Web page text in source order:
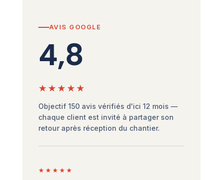
AVIS GOOGLE
4,8
★★★★★
Objectif 150 avis vérifiés d'ici 12 mois —
chaque client est invité à partager son
retour après réception du chantier.
★★★★★